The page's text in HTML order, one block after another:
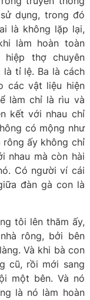
dụng, trong đó
là không lặp lại,
làm hoàn toàn
thợ chuyên
là tỉ lệ. Ba là cách
các vật liệu hiện
làm chỉ là rìu và
kết với nhau chỉ
có mộng như
rông ấy không chỉ
nhau mà còn hài
Có người ví cái
đàn gà con là
tôi lên thăm ấy,
rông, bởi bên
Và khi bà con
cũ, rồi mới sang
một bên. Và nó
là nó làm hoàn